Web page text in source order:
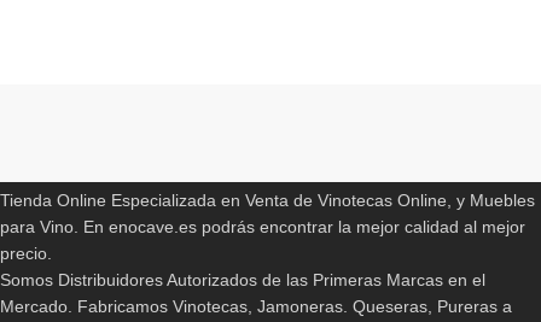
Tienda Online Especializada en Venta de Vinotecas Online, y Muebles
para Vino. En enocave.es podrás encontrar la mejor calidad al mejor
precio.
Somos Distribuidores Autorizados de las Primeras Marcas en el
Mercado. Fabricamos Vinotecas, Jamoneras. Queseras, Pureras a